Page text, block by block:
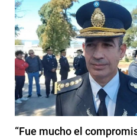
“Fue mucho el